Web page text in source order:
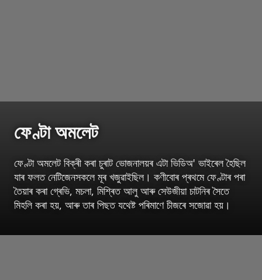
ফেণ্টা অমলেট
ফেণ্টা অমলেট বিক্ৰী কৰা চুৰাট ভোজনালয়ৰ এটা ভিডিঅ' ভাইৰেল হৈছিল
যাৰ ফলত নেটিজেনসকলে মূৰ খজুৱাইছিল। কণীবোৰ প্ৰথমে ফেণ্টাৰ পৰা
তৈয়াৰ কৰা গ্ৰেভি, মচলা, মিশ্ৰিত আলু আৰু সেউজীয়া চাটনিৰ সৈতে
মিহলি কৰা হয়, আৰু তাৰ পিছত যথেষ্ট পৰিমাণে চীজৰে সজোৱা হয়।